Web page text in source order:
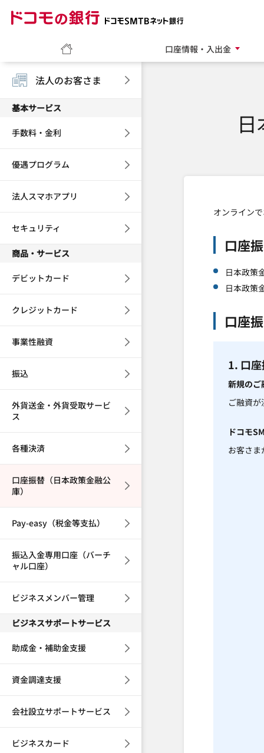
口座情報・入出金
オンライン
口座
日本政策
日本政策
口座
1. 口
新規のご
ご融資
ドコモ
お客さ
法人のお客さま
基本サービス
手数料・金利
優遇プログラム
法人スマホアプリ
セキュリティ
商品・サービス
デビットカード
クレジットカード
事業性融資
振込
外貨送金・外貨受取サービ
ス
各種決済
口座振替（日本政策金融公
庫）
Pay-easy（税金等支払）
振込入金専用口座（バーチ
ャル口座）
ビジネスメンバー管理
ビジネスサポートサービス
助成金・補助金支援
資金調達支援
会社設立サポートサービス
ビジネスカード